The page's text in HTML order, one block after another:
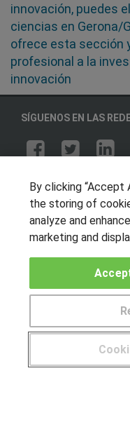
innovación, puedes
ciencias en Gerona/
ofrece esta sección
profesional a la
innovación
SÍGUENOS EN LAS
OTROS GRUPOS DE
Muro de los idiomas
Hablemos de empleo
CENTROS DE
By clicking “Accept
the storing of
analyze and
marketing and